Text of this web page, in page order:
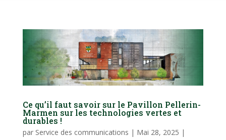
Ce qu’il faut savoir sur le Pavillon Pellerin-
Marmen sur les technologies vertes et
durables !
par Service des communications | Mai 28, 2025 |